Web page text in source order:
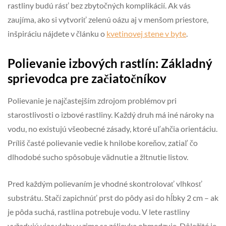
rastliny budú rásť bez zbytočných komplikácií. Ak vás
zaujíma, ako si vytvoriť zelenú oázu aj v menšom priestore,
inšpiráciu nájdete v článku o kvetinovej stene v byte.
Polievanie izbových rastlín: Základný
sprievodca pre začiatočníkov
Polievanie je najčastejším zdrojom problémov pri
starostlivosti o izbové rastliny. Každý druh má iné nároky na
vodu, no existujú všeobecné zásady, ktoré uľahčia orientáciu.
Príliš časté polievanie vedie k hnilobe koreňov, zatiaľ čo
dlhodobé sucho spôsobuje vädnutie a žltnutie listov.
Pred každým polievaním je vhodné skontrolovať vlhkosť
substrátu. Stačí zapichnúť prst do pôdy asi do hĺbky 2 cm – ak
je pôda suchá, rastlina potrebuje vodu. V lete rastliny